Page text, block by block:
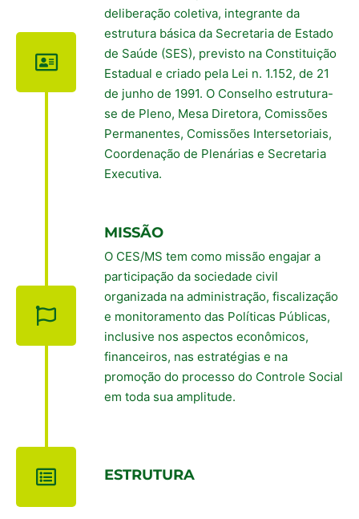
deliberação coletiva, integrante da
estrutura básica da Secretaria de Estado
de Saúde (SES), previsto na Constituição
Estadual e criado pela Lei n. 1.152, de 21
de junho de 1991. O Conselho estrutura-
se de Pleno, Mesa Diretora, Comissões
Permanentes, Comissões Intersetoriais,
Coordenação de Plenárias e Secretaria
Executiva.
MISSÃO
O CES/MS tem como missão engajar a
participação da sociedade civil
organizada na administração, fiscalização
e monitoramento das Políticas Públicas,
inclusive nos aspectos econômicos,
financeiros, nas estratégias e na
promoção do processo do Controle Social
em toda sua amplitude.
ESTRUTURA